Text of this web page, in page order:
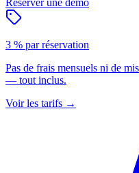
Réserver une démo
3 % par réservation
Pas de frais mensuels ni de
— tout inclus.
Voir les tarifs →